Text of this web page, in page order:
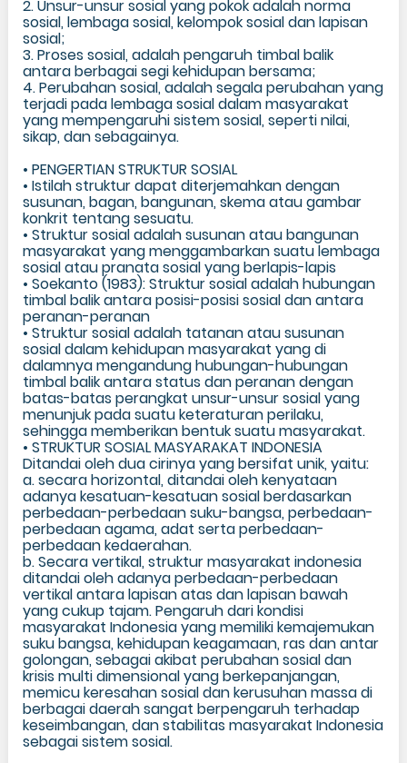
2. Unsur-unsur sosial yang pokok adalah norma
sosial, lembaga sosial, kelompok sosial dan lapisan
sosial;
3. Proses sosial, adalah pengaruh timbal balik
antara berbagai segi kehidupan bersama;
4. Perubahan sosial, adalah segala perubahan yang
terjadi pada lembaga sosial dalam masyarakat
yang mempengaruhi sistem sosial, seperti nilai,
sikap, dan sebagainya.
• PENGERTIAN STRUKTUR SOSIAL
• Istilah struktur dapat diterjemahkan dengan
susunan, bagan, bangunan, skema atau gambar
konkrit tentang sesuatu.
• Struktur sosial adalah susunan atau bangunan
masyarakat yang menggambarkan suatu lembaga
sosial atau pranata sosial yang berlapis-lapis
• Soekanto (1983): Struktur sosial adalah hubungan
timbal balik antara posisi-posisi sosial dan antara
peranan-peranan
• Struktur sosial adalah tatanan atau susunan
sosial dalam kehidupan masyarakat yang di
dalamnya mengandung hubungan-hubungan
timbal balik antara status dan peranan dengan
batas-batas perangkat unsur-unsur sosial yang
menunjuk pada suatu keteraturan perilaku,
sehingga memberikan bentuk suatu masyarakat.
• STRUKTUR SOSIAL MASYARAKAT INDONESIA
Ditandai oleh dua cirinya yang bersifat unik, yaitu:
a. secara horizontal, ditandai oleh kenyataan
adanya kesatuan-kesatuan sosial berdasarkan
perbedaan-perbedaan suku-bangsa, perbedaan-
perbedaan agama, adat serta perbedaan-
perbedaan kedaerahan.
b. Secara vertikal, struktur masyarakat indonesia
ditandai oleh adanya perbedaan-perbedaan
vertikal antara lapisan atas dan lapisan bawah
yang cukup tajam. Pengaruh dari kondisi
masyarakat Indonesia yang memiliki kemajemukan
suku bangsa, kehidupan keagamaan, ras dan antar
golongan, sebagai akibat perubahan sosial dan
krisis multi dimensional yang berkepanjangan,
memicu keresahan sosial dan kerusuhan massa di
berbagai daerah sangat berpengaruh terhadap
keseimbangan, dan stabilitas masyarakat Indonesia
sebagai sistem sosial.